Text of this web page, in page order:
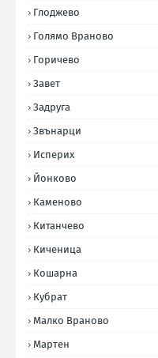
Глоджево
Голямо Враново
Горичево
Завет
Задруга
Звънарци
Исперих
Йонково
Каменово
Китанчево
Киченица
Кошарна
Кубрат
Малко Враново
Мартен